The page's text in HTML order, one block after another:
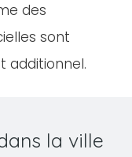
des
sont
additionnel.
la ville